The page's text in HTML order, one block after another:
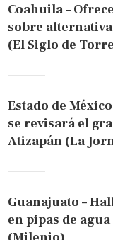
Coahuila –
sobre
(El Siglo de
Estado de
se revisará el
Atizapán (La
Guanajuato –
en pipas de